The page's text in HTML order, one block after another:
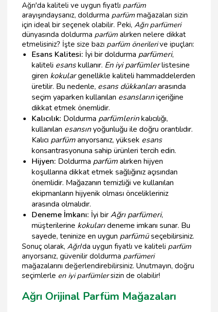
Ağrı'da kaliteli ve uygun fiyatlı parfüm
arayışındaysanız, doldurma parfüm mağazaları sizin
için ideal bir seçenek olabilir. Peki, Ağrı parfümeri
dünyasında doldurma parfüm alırken nelere dikkat
etmelisiniz? İşte size bazı parfüm önerilerive ipuçları:
Esans Kalitesi: İyi bir doldurma parfümeri,
kaliteli esanskullanır. En iyi parfümlerlistesine
giren kokulargenellikle kaliteli hammaddelerden
üretilir. Bu nedenle, esans dükkanlarıarasında
seçim yaparken kullanılan esanslarıniçeriğine
dikkat etmek önemlidir.
Kalıcılık: Doldurma parfümlerinkalıcılığı,
kullanılan esansınyoğunluğu ile doğru orantılıdır.
Kalıcı parfümarıyorsanız, yüksek esans
konsantrasyonuna sahip ürünleri tercih edin.
Hijyen: Doldurma parfümalırken hijyen
koşullarına dikkat etmek sağlığınız açısından
önemlidir. Mağazanın temizliği ve kullanılan
ekipmanların hijyenik olması öncelikleriniz
arasında olmalıdır.
Deneme İmkanı: İyi birAğrı parfümeri,
müşterilerine kokularıdeneme imkanı sunar. Bu
sayede, teninize en uygun parfümüseçebilirsiniz.
Sonuç olarak, Ağrı'da uygun fiyatlı ve kaliteli parfüm
arıyorsanız, güvenilir doldurma parfümeri
mağazalarını değerlendirebilirsiniz. Unutmayın, doğru
seçimlerle en iyi parfümlersizin de olabilir!
Ağrı Orijinal Parfüm Mağazaları